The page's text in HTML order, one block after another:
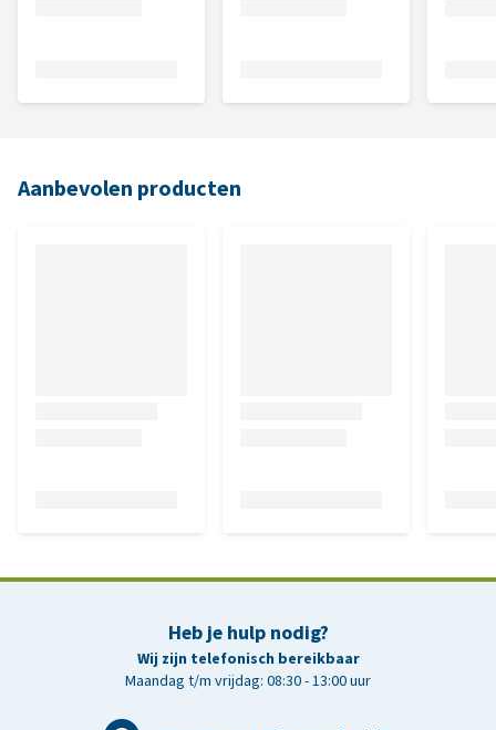
Aanbevolen producten
Heb je hulp nodig?
Wij zijn telefonisch bereikbaar
Maandag t/m vrijdag: 08:30 - 13:00 uur